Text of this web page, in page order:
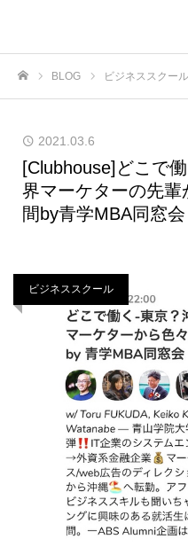
BLOG ビジネススクール
2021.03.6
[Clubhouse]どこで
界マーケターの先
間by青学MBA同窓会
ビジネススクール